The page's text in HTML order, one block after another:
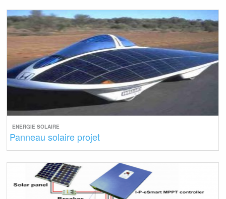
ENERGIE SOLAIRE
Panneau solaire projet